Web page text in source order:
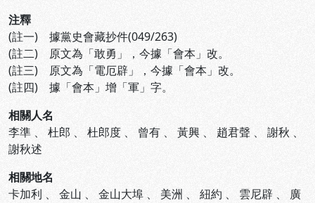
注釋
(註一) 據黨史會藏抄件(049/263)
(註二) 原文為「敢勇」，今據「會本」改。
(註三) 原文為「電厄辟」，今據「會本」改。
(註四) 據「會本」增「軍」字。
相關人名
李準 、 杜郎 、 杜郎度 、 曾有 、 黃興 、 趙君聲 、 謝秋 、
謝秋述
相關地名
卡加利 、 金山 、 金山大埠 、 美洲 、 紐約 、 雲尼辟 、 廣